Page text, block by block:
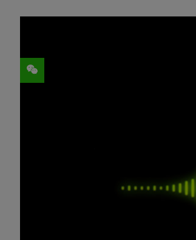
少量数据即可在几小时
企业可以使用 Riva 定制
牌语音，为客户提供服
NVIDIA AI软件产品管
大挑战，特别是对于那
他们品牌专属的、富有